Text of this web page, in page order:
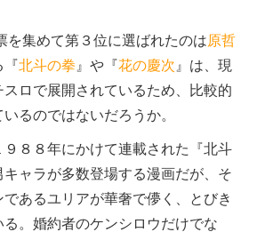
集めて第３位に選ばれたのは原哲
『北斗の拳 』や『花の慶次 』は、現
ロで展開されているため、比較的
るのではないだろうか。
８８年にかけて連載された『北斗
ャラが多数登場する漫画だが、そ
あるユリアが華奢で儚く、とびき
る。婚約者のケンシロウだけでな